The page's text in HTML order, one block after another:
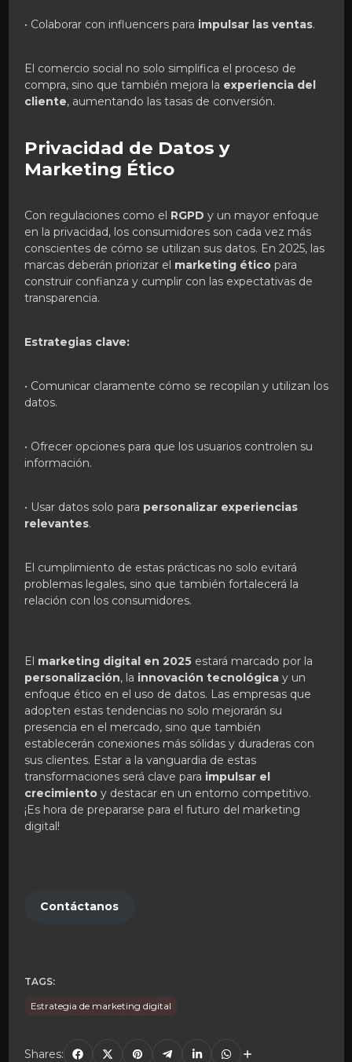
• Colaborar con influencers para impulsar las ventas.
El comercio social no solo simplifica el proceso de
compra, sino que también mejora la experiencia del
cliente, aumentando las tasas de conversión.
Privacidad de Datos y
Marketing Ético
Con regulaciones como el RGPD y un mayor enfoque
en la privacidad, los consumidores son cada vez más
conscientes de cómo se utilizan sus datos. En 2025, las
marcas deberán priorizar el marketing éticopara
construir confianza y cumplir con las expectativas de
transparencia.
Estrategias clave:
• Comunicar claramente cómo se recopilan y utilizan los
datos.
• Ofrecer opciones para que los usuarios controlen su
información.
• Usar datos solo para personalizar experiencias
relevantes.
El cumplimiento de estas prácticas no solo evitará
problemas legales, sino que también fortalecerá la
relación con los consumidores.
El marketing digital en 2025estará marcado por la
personalización, la innovación tecnológicay un
enfoque ético en el uso de datos. Las empresas que
adopten estas tendencias no solo mejorarán su
presencia en el mercado, sino que también
establecerán conexiones más sólidas y duraderas con
sus clientes. Estar a la vanguardia de estas
transformaciones será clave para impulsar el
crecimientoy destacar en un entorno competitivo.
¡Es hora de prepararse para el futuro del marketing
digital!
Contáctanos
TAGS:
Estrategia de marketing digital
Shares: